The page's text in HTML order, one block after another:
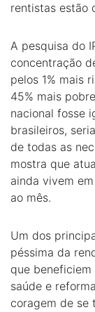
rentistas estão
A pesquisa do
concentração
pelos 1% mais
45% mais
nacional fosse
brasileiros,
de todas as
mostra que
ainda vivem
ao mês.
Um dos
péssima da
que beneficiem
saúde e
coragem de se